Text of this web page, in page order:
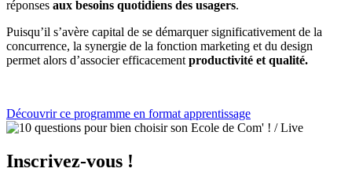
réponses aux besoins quotidiens des usagers.
Puisqu’il s’avère capital de se démarquer significativement de la
concurrence, la synergie de la fonction marketing et du design
permet alors d’associer efficacement productivité et qualité.
Découvrir ce programme en format apprentissage
Inscrivez-vous !